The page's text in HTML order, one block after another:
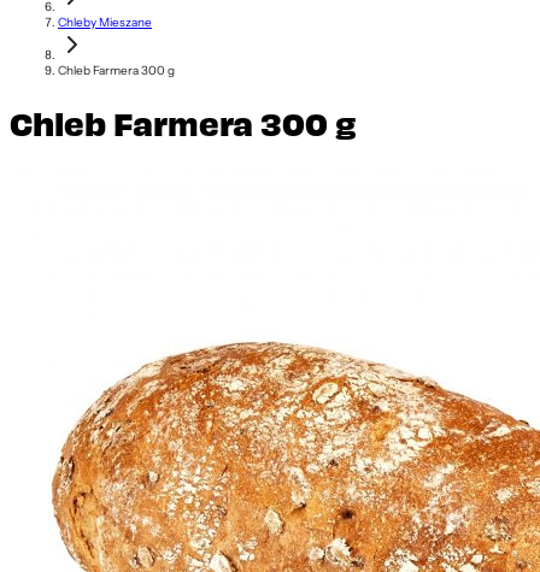
Chleby Mieszane
Chleb Farmera 300 g
Chleb Farmera 300 g